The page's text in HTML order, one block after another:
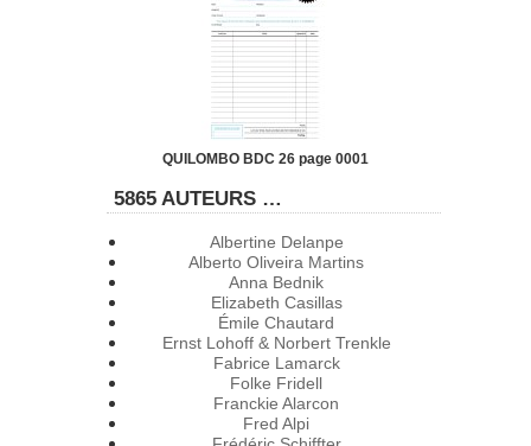
QUILOMBO BDC 26 page 0001
5865 AUTEURS …
Albertine Delanpe
Alberto Oliveira Martins
Anna Bednik
Elizabeth Casillas
Émile Chautard
Ernst Lohoff & Norbert Trenkle
Fabrice Lamarck
Folke Fridell
Franckie Alarcon
Fred Alpi